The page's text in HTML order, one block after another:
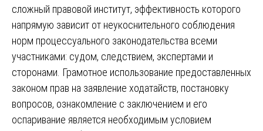
сложный правовой институт, эффективность которого
напрямую зависит от неукоснительного соблюдения
норм процессуального законодательства всеми
участниками: судом, следствием, экспертами и
сторонами. Грамотное использование предоставленных
законом прав на заявление ходатайств, постановку
вопросов, ознакомление с заключением и его
оспаривание является необходимым условием